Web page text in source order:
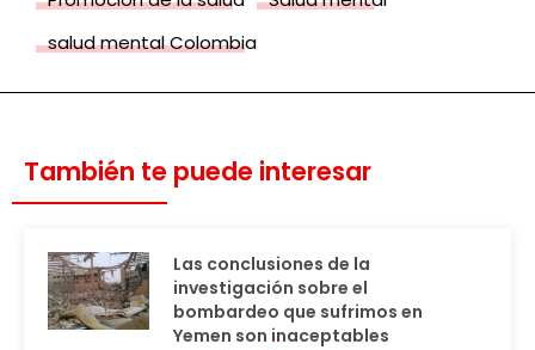
salud mental Colombia
También te puede interesar
Las conclusiones de la
investigación sobre el
bombardeo que sufrimos en
Yemen son inaceptables